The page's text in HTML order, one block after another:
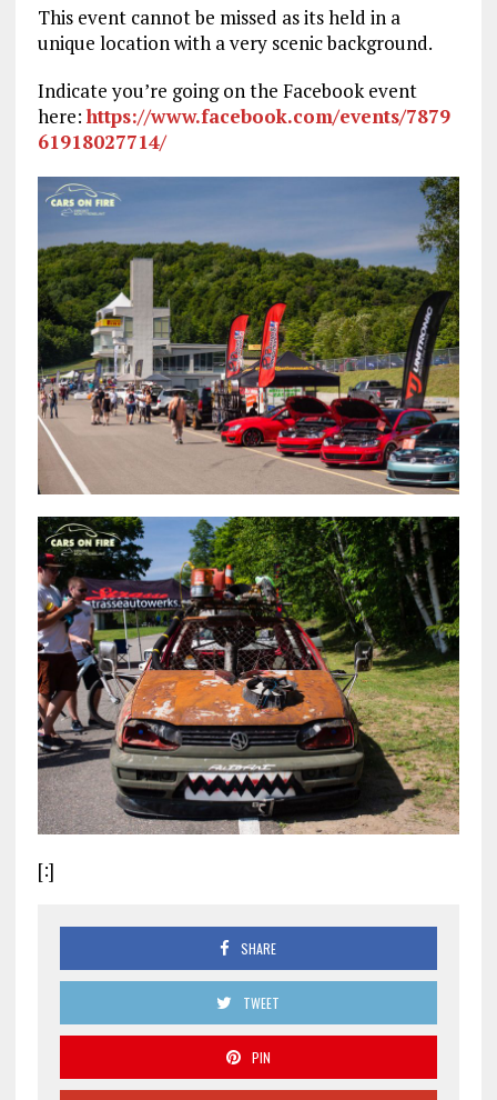
This event cannot be missed as its held in a
unique location with a very scenic background.
Indicate you’re going on the Facebook event
here:https://www.facebook.com/events/7879
61918027714/
[:]
SHARE
TWEET
PIN